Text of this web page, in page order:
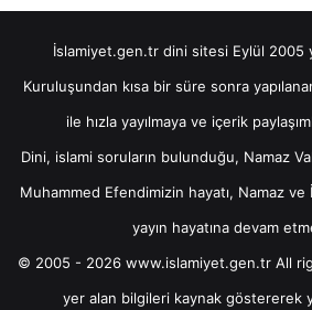
İslamiyet.gen.tr dini sitesi Eylül 2005
Kuruluşundan kısa bir süre sonra
ile hızla yayılmaya ve içerik
Dini, islami soruların bulunduğu, Namaz
Muhammed Efendimizin hayatı, Namaz
yayın hayatına devam
© 2005 - 2026 www.islamiyet.gen.tr All
yer alan bilgileri kaynak göstererek